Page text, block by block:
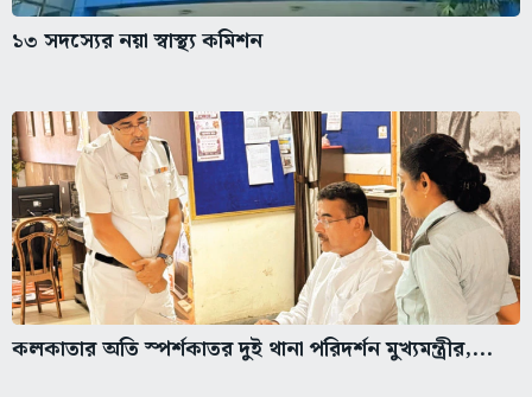
১৩ সদস্যের নয়া স্বাস্থ্য কমিশন
কলকাতার অতি স্পর্শকাতর দুই থানা পরিদর্শন মুখ্যমন্ত্রীর,...